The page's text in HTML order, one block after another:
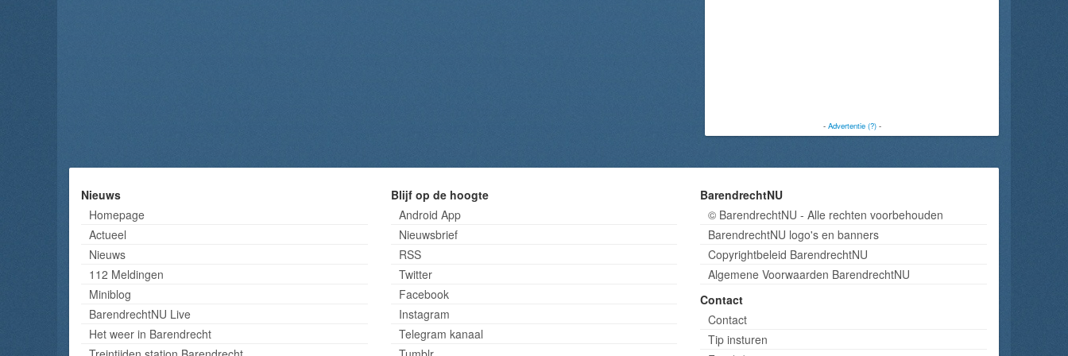
- Advertentie (?)-
Nieuws
Homepage
Actueel
Nieuws
112 Meldingen
Miniblog
BarendrechtNU Live
Het weer in Barendrecht
Blijf op de hoogte
Android App
Nieuwsbrief
RSS
Twitter
Facebook
Instagram
Telegram kanaal
BarendrechtNU
© BarendrechtNU - Alle rechten voorbehouden
BarendrechtNU logo's en banners
Copyrightbeleid BarendrechtNU
Algemene Voorwaarden BarendrechtNU
Contact
Contact
Tip insturen